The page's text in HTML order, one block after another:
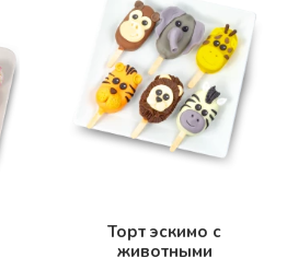
Торт эскимо с
животными